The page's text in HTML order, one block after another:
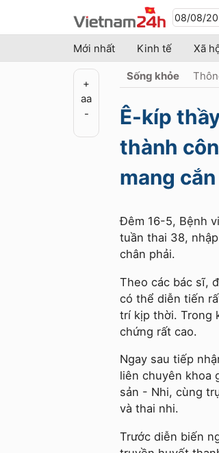
08/08/
Mới nhất Kinh tế Xã
+
aa
-
Sống khỏe
Ê-kíp
thành
mang cắn
Đêm 16-5, Bệnh
tuần thai 38,
chân phải.
Theo các bác sĩ,
có thể diễn tiến
trí kịp thời. Trong
chứng rất cao.
Ngay sau tiếp
liên chuyên khoa
sản - Nhi, cùng
và thai nhi.
Trước diễn biến